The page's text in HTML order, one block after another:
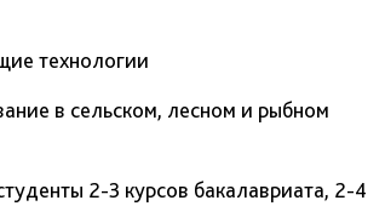
технологии
в сельском, лесном и рыбном
2-3 курсов бакалавриата, 2-4